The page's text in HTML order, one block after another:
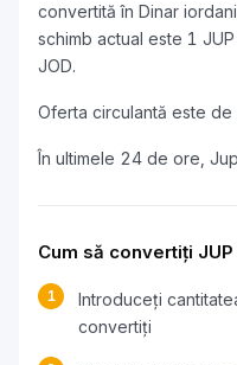
convertită în Dinar
schimb actual este 1
JOD.
Oferta circulantă este de
În ultimele 24 de ore,
Cum să convertiți JUP
1
Introduceți
convertiți